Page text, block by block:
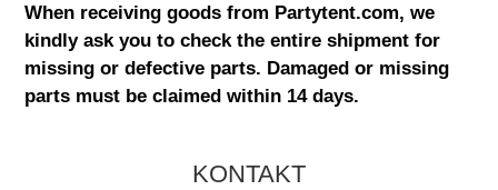
When receiving goods from Partytent.com, we
kindly ask you to check the entire shipment for
missing or defective parts. Damaged or missing
parts must be claimed within 14 days.
KONTAKT